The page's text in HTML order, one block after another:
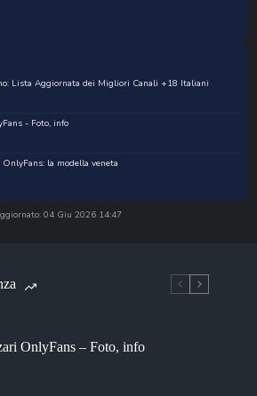
Lista Aggiornata dei Migliori Canali +18 Italiani
- Foto, info
OnlyFans: la modella veneta
04 Giu 2026 14:47
OnlyFans – Foto, info